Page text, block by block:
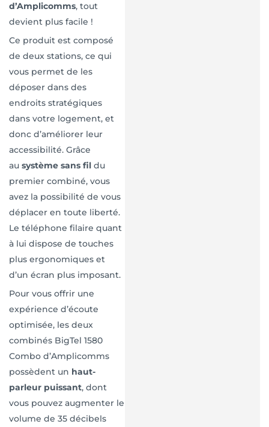
d’Amplicomms, tout
devient plus facile !
Ce produit est composé
de deux stations, ce qui
vous permet de les
déposer dans des
endroits stratégiques
dans votre logement, et
donc d’améliorer leur
accessibilité. Grâce
au système sans fil du
premier combiné, vous
avez la possibilité de vous
déplacer en toute liberté.
Le téléphone filaire quant
à lui dispose de touches
plus ergonomiques et
d’un écran plus imposant.
Pour vous offrir une
expérience d’écoute
optimisée, les deux
combinés BigTel 1580
Combo d’Amplicomms
possèdent un haut-
parleur puissant, dont
vous pouvez augmenter le
volume de 35 décibels